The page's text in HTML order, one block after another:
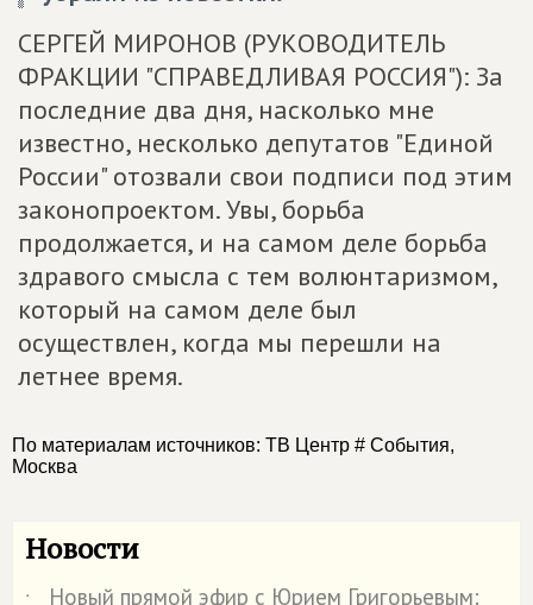
СЕРГЕЙ МИРОНОВ (РУКОВОДИТЕЛЬ
ФРАКЦИИ "СПРАВЕДЛИВАЯ РОССИЯ"): За
последние два дня, насколько мне
известно, несколько депутатов "Единой
России" отозвали свои подписи под этим
законопроектом. Увы, борьба
продолжается, и на самом деле борьба
здравого смысла с тем волюнтаризмом,
который на самом деле был
осуществлен, когда мы перешли на
летнее время.
По материалам источников: ТВ Центр # События,
Москва
Новости
Новый прямой эфир с Юрием Григорьевым: